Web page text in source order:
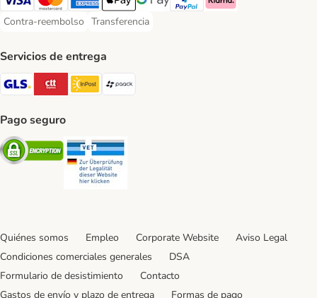
Visa Payment Method
Mastercard Payment Method
American Express Payment Method
Apple Pay Payment Method
Google Pay Payment Method
PayPal Payment Method
Klarna Payment Method
Contra-reembolso
Contra-reembolso Payment Method
Transferencia
Transferencia Payment Method
Servicios de entrega
GLS Shipping Method
CTTExpress Shipping Method
InPost Shipping Method
paack Shipping Method
Pago seguro
Security
Quiénes somos Empleo Corporate Website
Aviso Legal
Condiciones comerciales generales
DSA
Formulario de desistimiento
Contacto
Gastos de envío y plazo de entrega
Formas de pago